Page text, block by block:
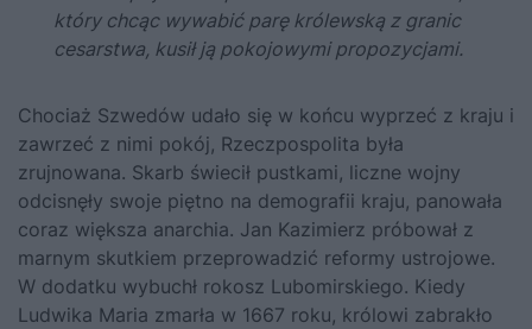
który chcąc wywabić parę królewską z granic
cesarstwa, kusił ją pokojowymi propozycjami.
Chociaż Szwedów udało się w końcu wyprzeć z kraju i
zawrzeć z nimi pokój, Rzeczpospolita była
zrujnowana. Skarb świecił pustkami, liczne wojny
odcisnęły swoje piętno na demografii kraju, panowała
coraz większa anarchia. Jan Kazimierz próbował z
marnym skutkiem przeprowadzić reformy ustrojowe.
W dodatku wybuchł rokosz Lubomirskiego. Kiedy
Ludwika Maria zmarła w 1667 roku, królowi zabrakło